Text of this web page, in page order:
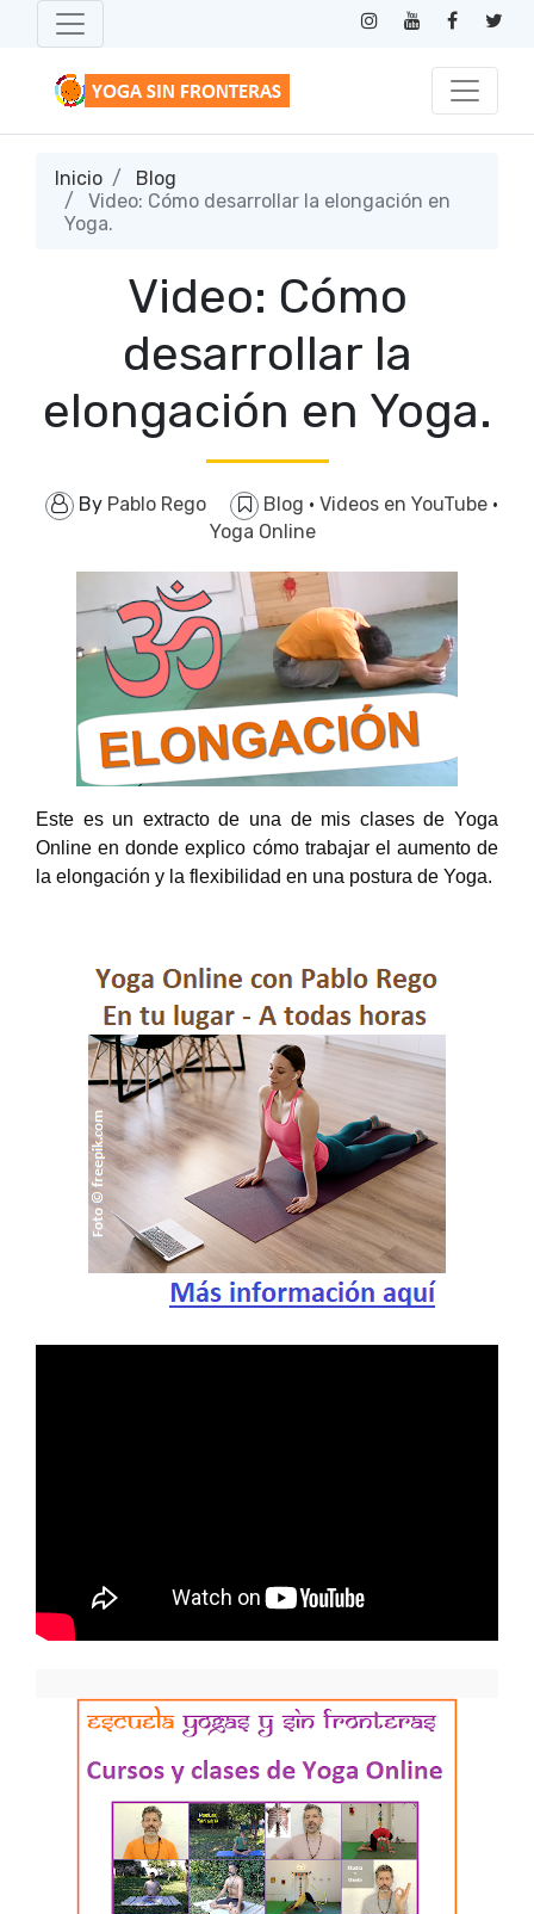
Inicio
Blog
Video: Cómo desarrollar la elongación en
Yoga.
Video: Cómo
desarrollar la
elongación en Yoga.
By Pablo Rego Blog · Videos en YouTube ·
Yoga Online
Este es un extracto de una de mis clases de Yoga
Online en donde explico cómo trabajar el aumento de
la elongación y la flexibilidad en una postura de Yoga.